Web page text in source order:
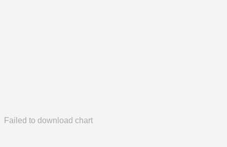
Failed to download chart